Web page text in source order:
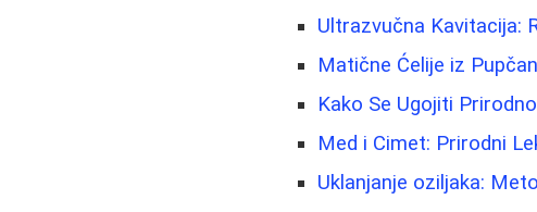
Ultrazvučna Kavitacija:
Matične Ćelije iz
Kako Se Ugojiti
Med i Cimet: Prirodni
Uklanjanje oziljaka: